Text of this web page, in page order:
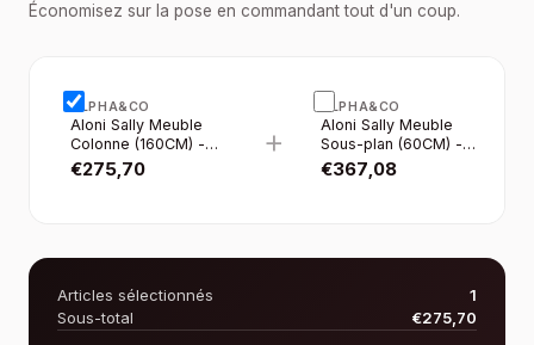
Économisez sur la pose en commandant tout d'un coup.
ALPHA&CO
Aloni Sally Meuble
Colonne (160CM) -
Noir Mat
€275,70
+
ALPHA&CO
Aloni Sally Meuble
Sous-plan (60CM) -
Noir Mat
€367,08
Articles sélectionnés
1
Sous-total
€275,70